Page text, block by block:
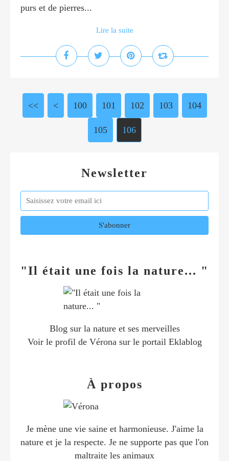
purs et de pierres...
Lire la suite
<< < 100 101 102 103 104
105 106
Newsletter
"Il était une fois la nature... "
Blog sur la nature et ses merveilles
Voir le profil de Véronasur le portail Eklablog
À propos
Je mène une vie saine et harmonieuse. J'aime la
nature et je la respecte. Je ne supporte pas que l'on
maltraite les animaux